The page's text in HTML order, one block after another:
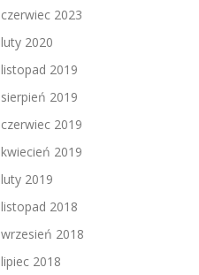
czerwiec 2023
luty 2020
listopad 2019
sierpień 2019
czerwiec 2019
kwiecień 2019
luty 2019
listopad 2018
wrzesień 2018
lipiec 2018